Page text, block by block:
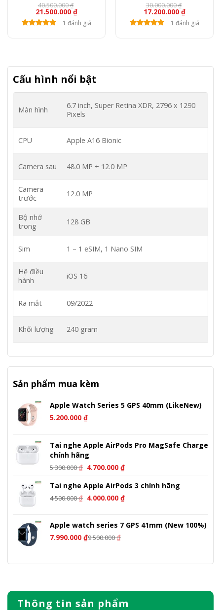
21.500.000 ₫
40.500.000₫
1 đánh giá
17.200.000 ₫
30.000.000₫
1 đánh giá
Thông tin sản phẩm
Cấu hình nổi bật
Màn hình
6.7 inch, Super Retina XDR, 2796 x 1290
Pixels
CPU Apple A16 Bionic
Camera sau 48.0 MP + 12.0 MP
Camera
trước
12.0 MP
Bộ nhớ
trong
128 GB
Sim 1 – 1 eSIM, 1 Nano SIM
Hệ điều
hành
iOS 16
Ra mắt 09/2022
Khối lượng 240 gram
Sản phẩm mua kèm
Apple Watch Series 5 GPS 40mm (LikeNew)
5.200.000 ₫
Tai nghe Apple AirPods Pro MagSafe Charge
chính hãng
5.300.000₫ Giá
là:
5.300.000 ₫.
4.700.000₫Giá
tại
là:
Tai nghe Apple AirPods 3 chính hãng
4.500.000₫ Giá
4.500.000 ₫.
4.000.000₫Giá
là:
Apple watch series 7 GPS 41mm (New 100%)
7.990.000 ₫9.500.000₫